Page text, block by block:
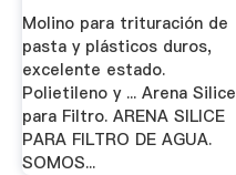
Molino para trituración de
pasta y plásticos duros,
excelente estado.
Polietileno y ... Arena Silice
para Filtro. ARENA SILICE
PARA FILTRO DE AGUA.
SOMOS...